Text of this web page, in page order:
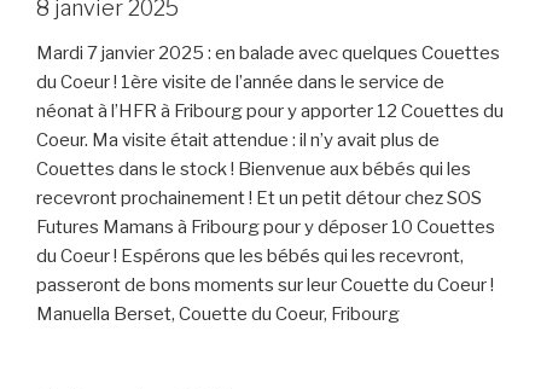
8 janvier 2025
Mardi 7 janvier 2025 : en balade avec quelques Couettes
du Coeur ! 1ère visite de l’année dans le service de
néonat à l’HFR à Fribourg pour y apporter 12 Couettes du
Coeur. Ma visite était attendue : il n’y avait plus de
Couettes dans le stock ! Bienvenue aux bébés qui les
recevront prochainement ! Et un petit détour chez SOS
Futures Mamans à Fribourg pour y déposer 10 Couettes
du Coeur ! Espérons que les bébés qui les recevront,
passeront de bons moments sur leur Couette du Coeur !
Manuella Berset, Couette du Coeur, Fribourg